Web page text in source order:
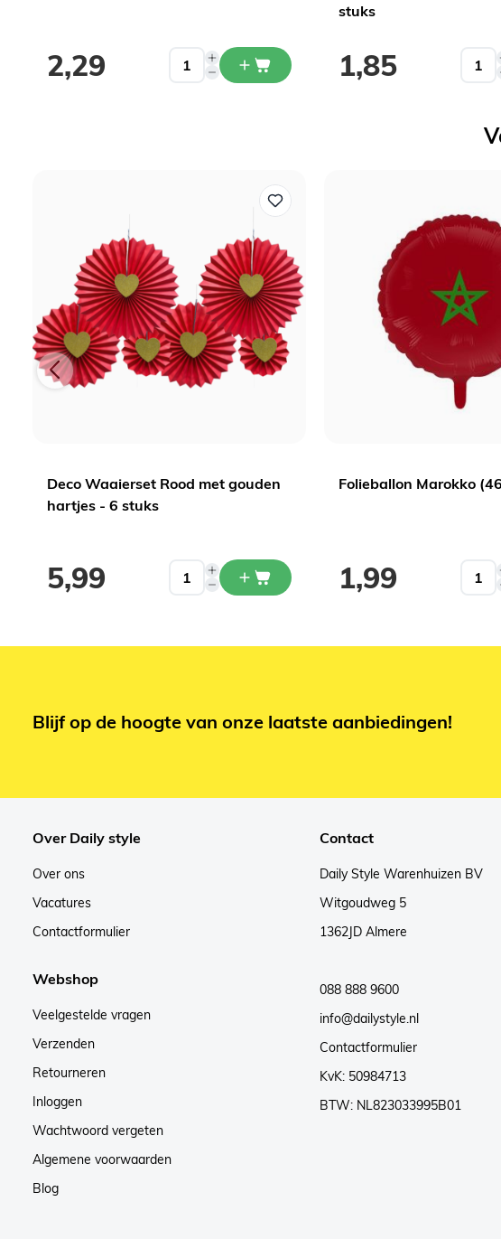
2,29
stuks
1,85
Deco Waaierset Rood met gouden
hartjes - 6 stuks
5,99
Folieballon Marokko
1,99
Blijf op de hoogte van onze laatste aanbiedingen!
Over Daily style
Over ons
Vacatures
Contactformulier
Webshop
Veelgestelde vragen
Verzenden
Retourneren
Inloggen
Wachtwoord vergeten
Algemene voorwaarden
Blog
Contact
Daily Style Warenhuizen BV
Witgoudweg 5
1362JD Almere
088 888 9600
info@dailystyle.nl
Contactformulier
KvK: 50984713
BTW: NL823033995B01